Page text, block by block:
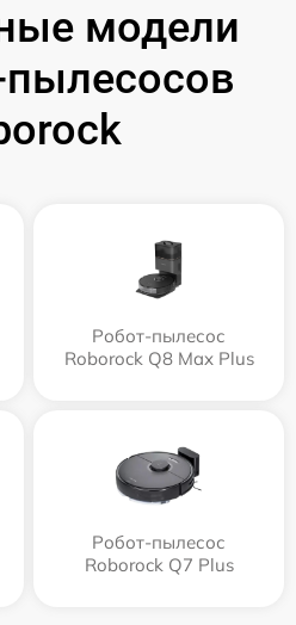
модели
Робот-пылесос
Roborock Q8 Max Plus
Робот-пылесос
Roborock Q7 Plus